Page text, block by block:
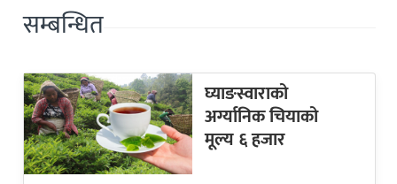
सम्बन्धित
घ्याङस्वाराको
अर्ग्यानिक चियाको
मूल्य ६ हजार